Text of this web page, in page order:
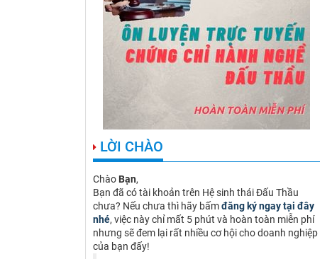
LỜI CHÀO
Chào Bạn,
Bạn đã có tài khoản trên Hệ sinh thái Đấu Thầu
chưa? Nếu chưa thì hãy bấmđăng ký ngay tại đây
nhé, việc này chỉ mất 5 phút và hoàn toàn miễn phí
nhưng sẽ đem lại rất nhiều cơ hội cho doanh nghiệp
của bạn đấy!